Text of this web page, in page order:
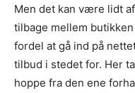
Men det kan være lidt
tilbage mellem
fordel at gå ind på
tilbud i stedet for. Her
hoppe fra den ene